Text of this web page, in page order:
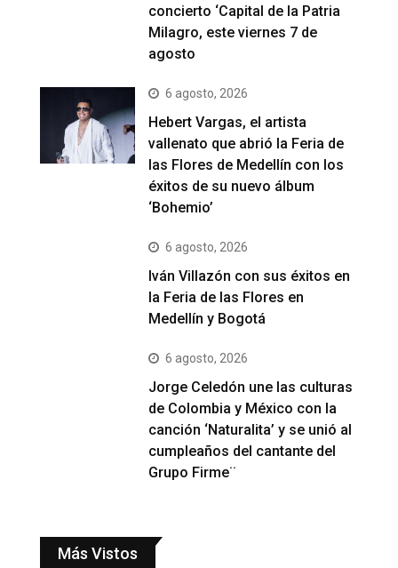
concierto ‘Capital de la Patria
Milagro, este viernes 7 de
agosto
6 agosto, 2026
Hebert Vargas, el artista
vallenato que abrió la Feria de
las Flores de Medellín con los
éxitos de su nuevo álbum
‘Bohemio’
6 agosto, 2026
Iván Villazón con sus éxitos en
la Feria de las Flores en
Medellín y Bogotá
6 agosto, 2026
Jorge Celedón une las culturas
de Colombia y México con la
canción ‘Naturalita’ y se unió al
cumpleaños del cantante del
Grupo Firme¨
Más Vistos